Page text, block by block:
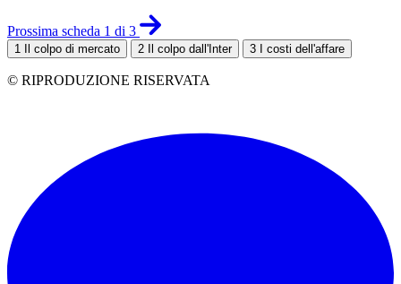
Prossima scheda 1 di 3
1 Il colpo di mercato 2 Il colpo dall'Inter 3 I costi dell'affare
© RIPRODUZIONE RISERVATA